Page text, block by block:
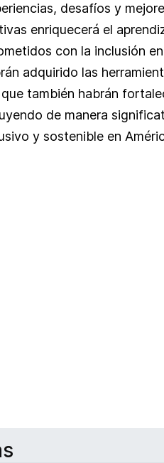
desafíos y
enriquecerá el
con la inclusión
adquirido las
también habrán
de manera
y sostenible en